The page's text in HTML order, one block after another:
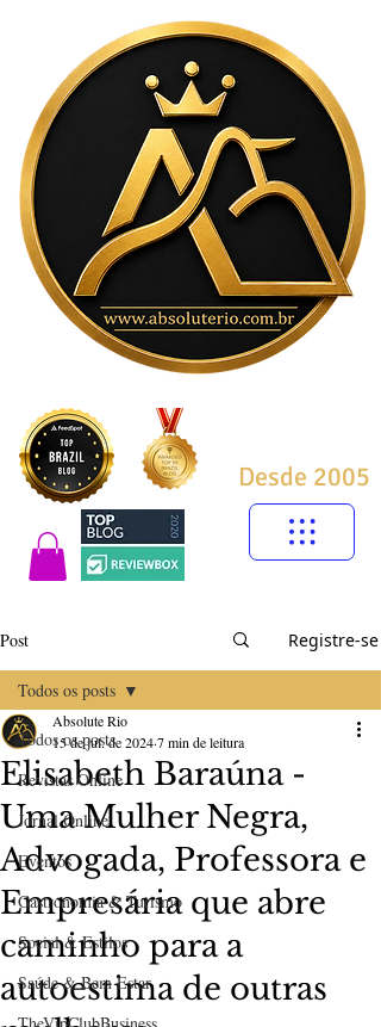
Desde 2005
Post Registre-se
Todos os posts
Revistas Online
Jornal Online
Eventos
Gastronomia & Turismo
Social & Estilos
Saúde & Bem Estar
TheVipClubBusiness
Todos os posts
Elisabeth Baraúna -
Uma Mulher Negra,
Advogada, Professora e
Empresária que abre
caminho para a
autoestima de outras
Absolute Rio
15 de jul. de 20247 min de leitura